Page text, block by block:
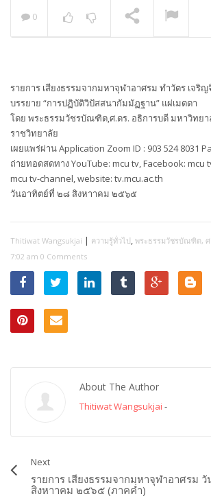
0
รายการ เสียงธรรมจากมหาจุฬาอาศรม ทำวัตร เจริ
บรรยาย “การปฏิบัติวิปัสสนากัมมัฏฐาน” แผ่เมตตา
โดย พระธรรมวัชรบัณฑิต,ศ.ดร. อธิการบดี มหาวิทย
ราชวิทยาลัย
เผยแพร่ผ่าน Application Zoom ID : 903 524 8031
ถ่ายทอดสดทาง YouTube: mcu tv, Facebook: mcu
mcu tv-channel, website: tv.mcu.ac.th
วันอาทิตย์ที่ ๒๘ สิงหาาคม ๒๕๖๕
Thitiwat Wangsukjai | ความรู้ทั่วไป, พระธรรมวัชรบัณฑิต, ศ
7:02 am 0 Comments
About The Author
Thitiwat Wangsukjai -
Next
รายการ เสียงธรรมจากมหาจุฬาอาศรม
สิงหาาคม ๒๕๖๕ (ภาคค่ำ)